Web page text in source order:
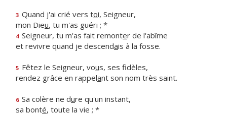
3 Quand j'ai crié vers toi, Seigneur,
mon Dieu, tu m'as guéri ; *
4 Seigneur, tu m'as fait remonter de l'abîme
et revivre quand je descendais à la fosse.
5 Fêtez le Seigneur, vous, ses fidèles,
rendez grâce en rappelant son nom très saint.
6 Sa colère ne dure qu'un instant,
sa bonté, toute la vie ; *